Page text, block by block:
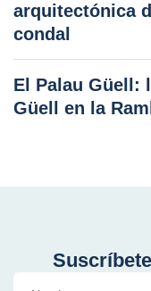
arquitectónica
condal
El Palau Güell:
Güell en la